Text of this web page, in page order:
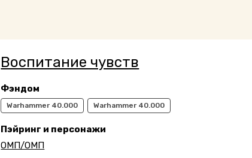
Воспитание чувств
Фэндом
Warhammer 40.000 Warhammer 40.000
Пэйринг и персонажи
ОМП/ОМП